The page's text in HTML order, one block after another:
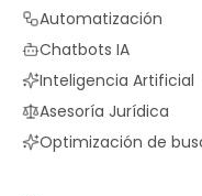
Automatización
Chatbots IA
Inteligencia Artificial
Asesoría Jurídica
Optimización de